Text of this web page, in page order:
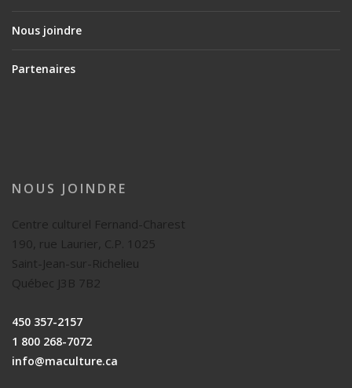
Nous joindre
Partenaires
NOUS JOINDRE
Centre culturel Fernand-Charest
190, rue Laurier, C.P. 1025
Saint-Jean-sur-Richelieu
Québec J3B 7B2
450 357-2157
1 800 268-7072
info@maculture.ca